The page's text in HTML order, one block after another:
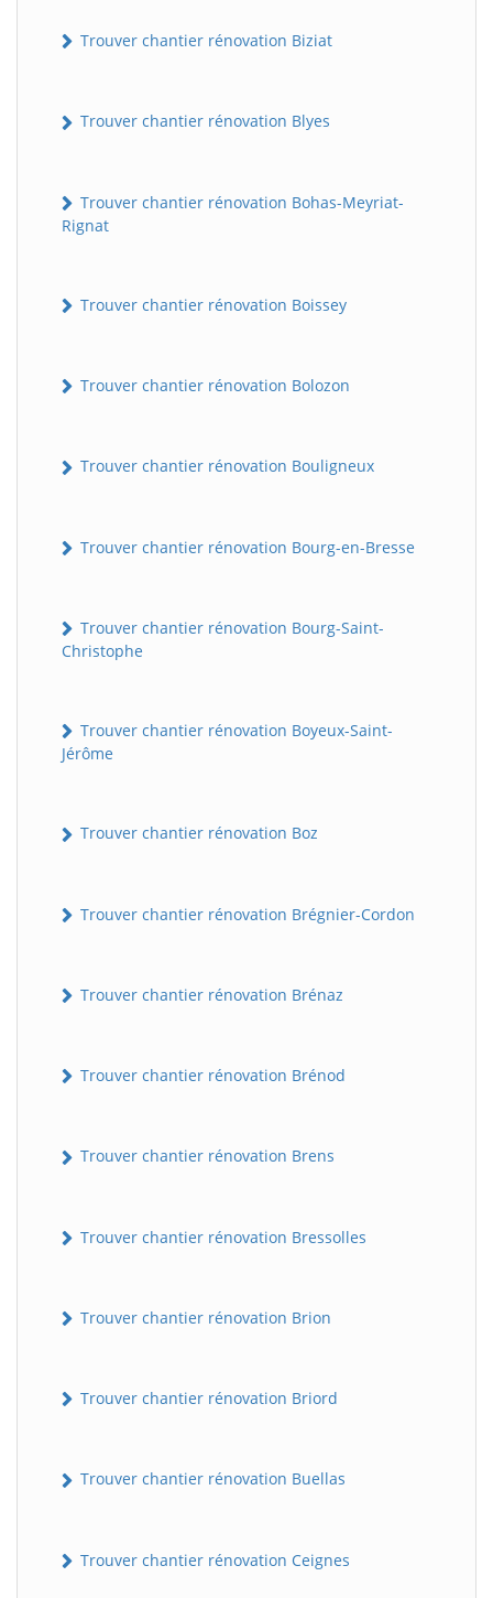
Trouver chantier rénovation Biziat
Trouver chantier rénovation Blyes
Trouver chantier rénovation Bohas-Meyriat-
Rignat
Trouver chantier rénovation Boissey
Trouver chantier rénovation Bolozon
Trouver chantier rénovation Bouligneux
Trouver chantier rénovation Bourg-en-Bresse
Trouver chantier rénovation Bourg-Saint-
Christophe
Trouver chantier rénovation Boyeux-Saint-
Jérôme
Trouver chantier rénovation Boz
Trouver chantier rénovation Brégnier-Cordon
Trouver chantier rénovation Brénaz
Trouver chantier rénovation Brénod
Trouver chantier rénovation Brens
Trouver chantier rénovation Bressolles
Trouver chantier rénovation Brion
Trouver chantier rénovation Briord
Trouver chantier rénovation Buellas
Trouver chantier rénovation Ceignes